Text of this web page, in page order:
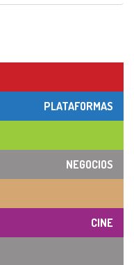
PLATAFORMAS
NEGOCIOS
CINE